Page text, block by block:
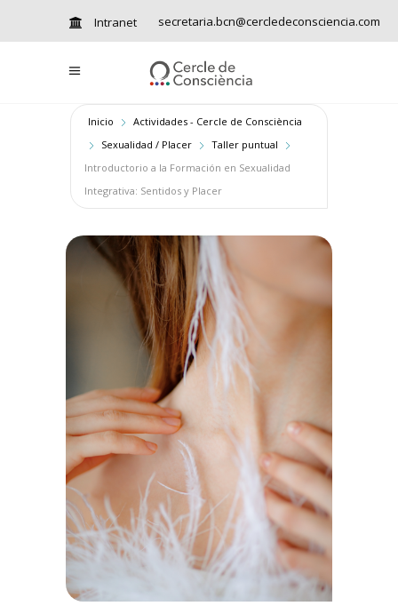
Intranet secretaria.bcn@cercledeconsciencia.com
Inicio
Actividades - Cercle de Consciència
Sexualidad / Placer
Taller puntual
Introductorio a la Formación en Sexualidad
Integrativa: Sentidos y Placer